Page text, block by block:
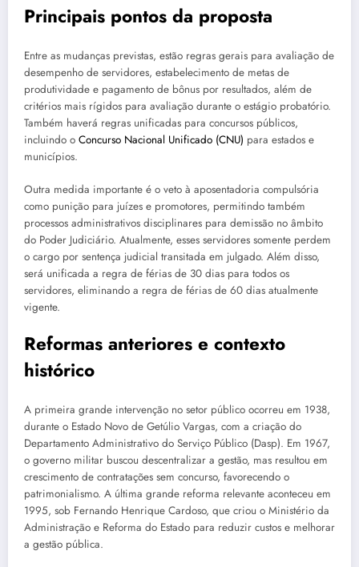
Principais pontos da proposta
Entre as mudanças previstas, estão regras gerais para avaliação de
desempenho de servidores, estabelecimento de metas de
produtividade e pagamento de bônus por resultados, além de
critérios mais rígidos para avaliação durante o estágio probatório.
Também haverá regras unificadas para concursos públicos,
incluindo o Concurso Nacional Unificado (CNU) para estados e
municípios.
Outra medida importante é o veto à aposentadoria compulsória
como punição para juízes e promotores, permitindo também
processos administrativos disciplinares para demissão no âmbito
do Poder Judiciário. Atualmente, esses servidores somente perdem
o cargo por sentença judicial transitada em julgado. Além disso,
será unificada a regra de férias de 30 dias para todos os
servidores, eliminando a regra de férias de 60 dias atualmente
vigente.
Reformas anteriores e contexto
histórico
A primeira grande intervenção no setor público ocorreu em 1938,
durante o Estado Novo de Getúlio Vargas, com a criação do
Departamento Administrativo do Serviço Público (Dasp). Em 1967,
o governo militar buscou descentralizar a gestão, mas resultou em
crescimento de contratações sem concurso, favorecendo o
patrimonialismo. A última grande reforma relevante aconteceu em
1995, sob Fernando Henrique Cardoso, que criou o Ministério da
Administração e Reforma do Estado para reduzir custos e melhorar
a gestão pública.